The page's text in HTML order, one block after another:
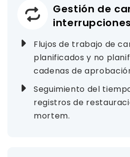
Gestión de
interrupciones
Flujos de trabajo de
planificados y no
cadenas de
Seguimiento del
registros de
mortem.